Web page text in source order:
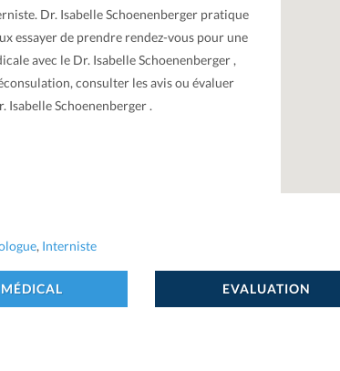
Dr. Isabelle Schoenenberger pratique
essayer de prendre rendez-vous pour une
avec le Dr. Isabelle Schoenenberger ,
consulter les avis ou évaluer
Isabelle Schoenenberger .
, Interniste
EVALUATION